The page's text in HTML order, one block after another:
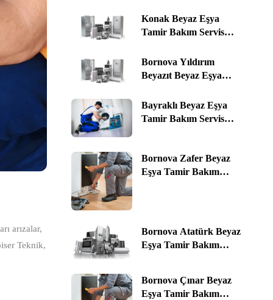
arızalar,
Teknik,
Konak Beyaz Eşya
Tamir Bakım Servis
464 76 78 | İzmir
Bornova Yıldırım
Beyazıt Beyaz Eşya
Alım & Satım ☎️ 0535
464 76 78 | İzmir
Bayraklı Beyaz Eşya
Tamir Bakım Servis
Bornova Zafer Beyaz
Eşya Tamir Bakım
Bornova Atatürk Beyaz
Eşya Tamir Bakım
Bornova Çınar Beyaz
Eşya Tamir Bakım